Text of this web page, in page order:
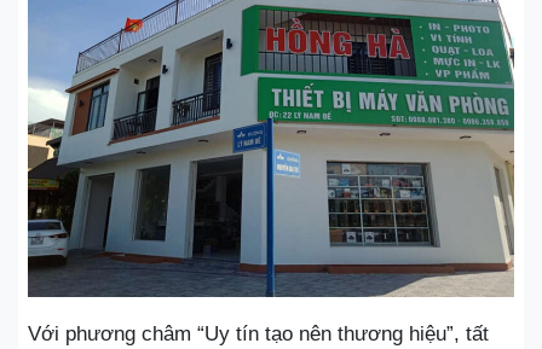
Với phương châm “Uy tín tạo nên thương hiệu”, tất